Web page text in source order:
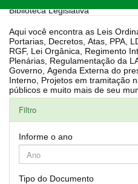
Biblioteca Legislativa
Aqui você encontra as Leis Ordinárias, Leis
Portarias, Decretos, Atas, PPA, LDO,
RGF, Lei Orgânica, Regimento
Plenárias, Regulamentação da
Governo, Agenda Externa do presidente, Relatório do Controle
Interno, Projetos em tramitação na Câmara, Controle dos bens
públicos e muito mais de seu
Filtro
Informe o ano
Tipo do Documento